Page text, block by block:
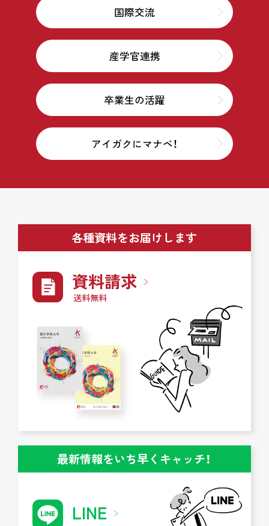
国際交流
産学官連携
卒業生の活躍
アイガクにマナベ！
各種資料をお届けします
資料請求
送料無料
最新情報をいち早くキャッチ！
LINE